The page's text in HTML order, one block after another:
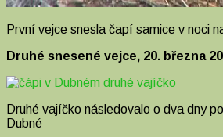
První vejce snesla čapí samice v noci
Druhé snesené vejce, 20. března
Druhé vajíčko následovalo o dva dny
Dubné